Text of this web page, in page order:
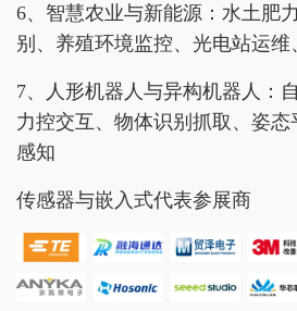
6、智慧农业与新能源：水土肥
别、养殖环境监控、光电站运
7、人形机器人与异构机器人：
力控交互、物体识别抓取、姿
感知
传感器与嵌入式代表参展商